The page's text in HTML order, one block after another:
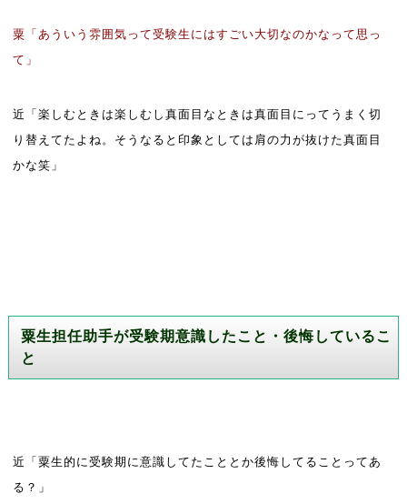
粟「あういう雰囲気って受験生にはすごい大切なのかなって思っ
て」
近「楽しむときは楽しむし真面目なときは真面目にってうまく切
り替えてたよね。そうなると印象としては肩の力が抜けた真面目
かな笑」
粟生担任助手が受験期意識したこと・後悔しているこ
と
近「粟生的に受験期に意識してたこととか後悔してることってあ
る？」